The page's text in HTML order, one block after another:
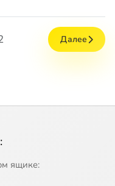
Далее
ящике: